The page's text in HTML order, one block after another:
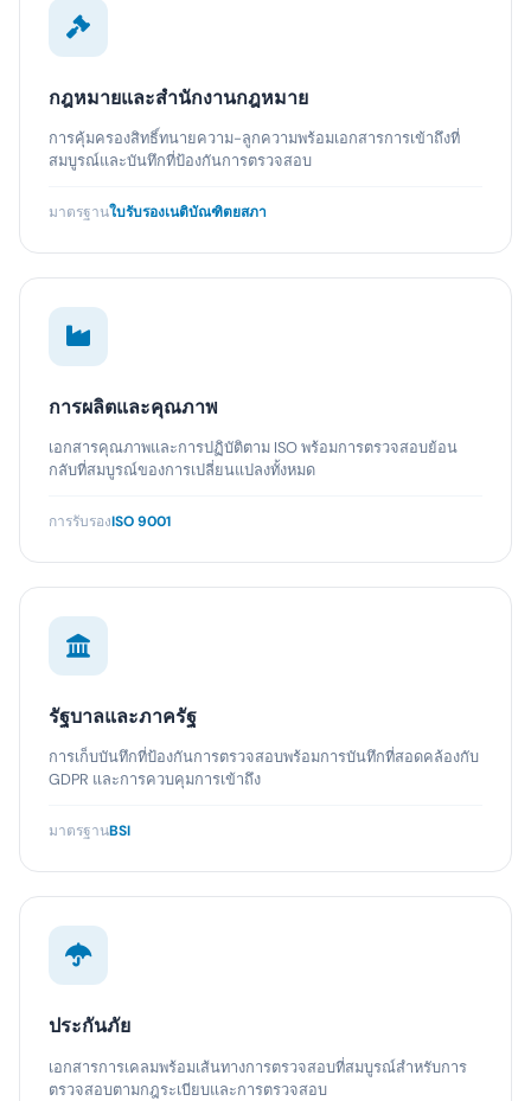
กฎหมายและสำนักงานกฎหมาย
การคุ้มครองสิทธิ์ทนายความ-ลูกความพร้อมเอกสารการเข้าถึงที่
สมบูรณ์และบันทึกที่ป้องกันการตรวจสอบ
มาตรฐานใบรับรองเนติบัณฑิตยสภา
การผลิตและคุณภาพ
เอกสารคุณภาพและการปฏิบัติตาม ISO พร้อมการตรวจสอบย้อน
กลับที่สมบูรณ์ของการเปลี่ยนแปลงทั้งหมด
การรับรองISO 9001
รัฐบาลและภาครัฐ
การเก็บบันทึกที่ป้องกันการตรวจสอบพร้อมการบันทึกที่สอดคล้องกับ
GDPR และการควบคุมการเข้าถึง
มาตรฐานBSI
ประกันภัย
เอกสารการเคลมพร้อมเส้นทางการตรวจสอบที่สมบูรณ์สำหรับการ
ตรวจสอบตามกฎระเบียบและการตรวจสอบ